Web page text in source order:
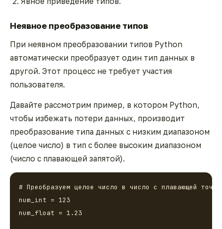
Неявное преобразование типов
При неявном преобразовании типов Python
автоматически преобразует один тип данных в
другой. Этот процесс не требует участия
пользователя.
Давайте рассмотрим пример, в котором Python,
чтобы избежать потери данных, производит
преобразование типа данных с низким диапазоном
(целое число) в тип с более высоким диапазоном
(число с плавающей запятой).
# Преобразуем целое число в число с плавающей
num_int = 123
num_float = 1.23